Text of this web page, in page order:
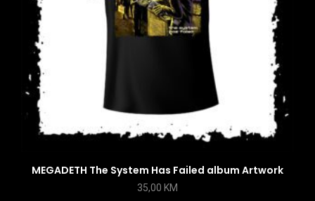
MEGADETH The System Has Failed album Artwork
35,00 KM